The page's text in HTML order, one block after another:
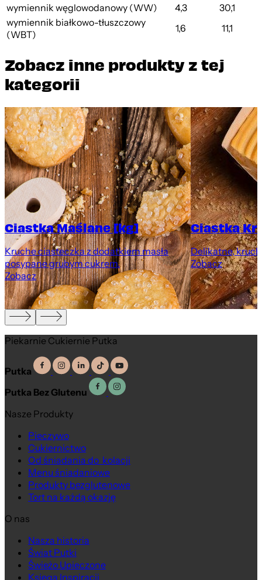
wymiennik węglowodanowy (WW)
4,3
30,1
wymiennik białkowo-tłuszczowy
(WBT)
1,6 11,1
Zobacz inne produkty z tej
kategorii
Na wagę
Ciastka Maślane [kg]
Kruche ciasteczka z dodatkiem masła
posypane grubym cukrem.
Zobacz
Ciastka
Delikatne,
Zobacz
Piekarnie Cukiernie Putka
Putka
Putka Bez Glutenu
Nasze Produkty
Pieczywo
Cukiernictwo
Od śniadania do kolacji
Menu śniadaniowe
Produkty bezglutenowe
Tort na każdą okazję
O nas
Nasza historia
Świat Putki
Świeżo Upieczone
Księga Inspiracji